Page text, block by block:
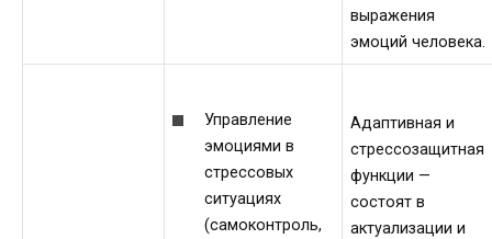
выражения
эмоций человека.
Управление
эмоциями в
стрессовых
ситуациях
(самоконтроль,
Адаптивная и
стрессозащитная
функции —
состоят в
актуализации и